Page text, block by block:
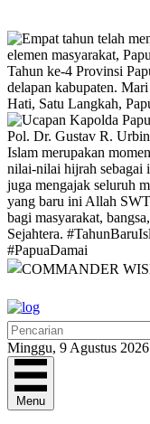
Minggu, 9 Agustus 2026
Menu